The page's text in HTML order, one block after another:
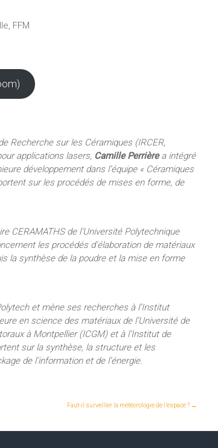
FFM
Recherche sur les Céramiques (IRCER,
applications lasers, Camille Perrièrea intégré
développement dans l’équipe « Céramiques
sur les procédés de mises en forme, de
CERAMATHS de l’Université Polytechnique
les procédés d’élaboration de matériaux
la synthèse de la poudre et la mise en forme
et mène ses recherches à l’Institut
en science des matériaux de l’Université de
à Montpellier (ICGM) et à l’Institut de
sur la synthèse, la structure et les
de l’information et de l’énergie.
Faut-il surveiller la météorologie de l’espace ? →